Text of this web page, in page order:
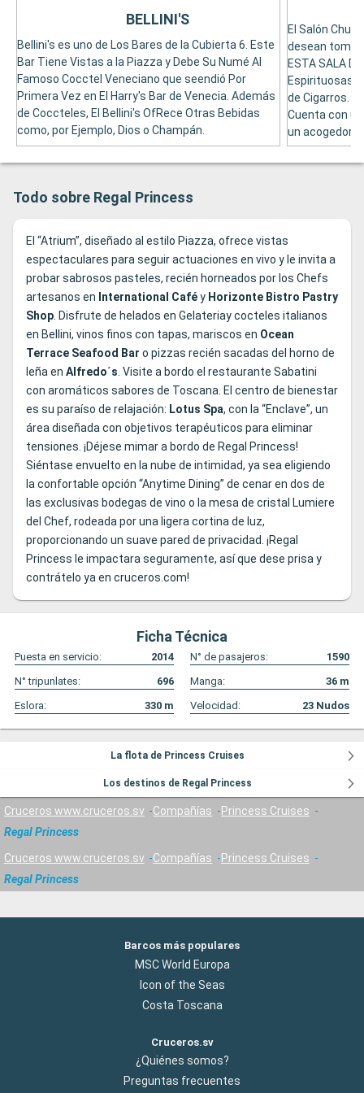
Bellini's es uno de Los Bares de la Cubierta 6. Este
Bar Tiene Vistas a la Piazza y Debe Su Numé Al
Famoso Cocctel Veneciano que seendió Por
Primera Vez en El Harry's Bar de Venecia. Además
de Coccteles, El Bellini's OfRece Otras Bebidas
como, por Ejemplo, Dios o Champán.
BELLINI'S
El Salón
desean tomar
ESTA SALA
Espirituosas
de Cigarros.
Cuenta con
un acogedor
Todo sobre Regal Princess
El “Atrium”, diseñado al estilo Piazza, ofrece vistas
espectaculares para seguir actuaciones en vivo y le invita a
probar sabrosos pasteles, recién horneados por los Chefs
artesanos en International Caféy Horizonte Bistro Pastry
Shop. Disfrute de helados en Gelateriay cocteles italianos
en Bellini, vinos finos con tapas, mariscos en Ocean
Terrace Seafood Bar o pizzas recién sacadas del horno de
leña en Alfredo´s. Visite a bordo el restaurante Sabatini
con aromáticos sabores de Toscana. El centro de bienestar
es su paraíso de relajación: Lotus Spa, con la “Enclave”, un
área diseñada con objetivos terapéuticos para eliminar
tensiones. ¡Déjese mimar a bordo de Regal Princess!
Siéntase envuelto en la nube de intimidad, ya sea eligiendo
la confortable opción “Anytime Dining” de cenar en dos de
las exclusivas bodegas de vino o la mesa de cristal Lumiere
del Chef, rodeada por una ligera cortina de luz,
proporcionando un suave pared de privacidad. ¡Regal
Princess le impactara seguramente, así que dese prisa y
contrátelo ya en cruceros.com!
Ficha Técnica
Puesta en servicio: 2014 N° de pasajeros:
1590
N° tripunlates:
696 Manga: 36 m
Eslora:
330 m Velocidad: 23 Nudos
La flota de Princess Cruises
Los destinos de Regal Princess
Cruceros www.cruceros.sv Compañías
Princess Cruises
Regal Princess
Cruceros www.cruceros.sv Compañías
Princess Cruises
Regal Princess
Barcos más populares
MSC World Europa
Icon of the Seas
Costa Toscana
Cruceros.sv
¿Quiénes somos?
Preguntas frecuentes